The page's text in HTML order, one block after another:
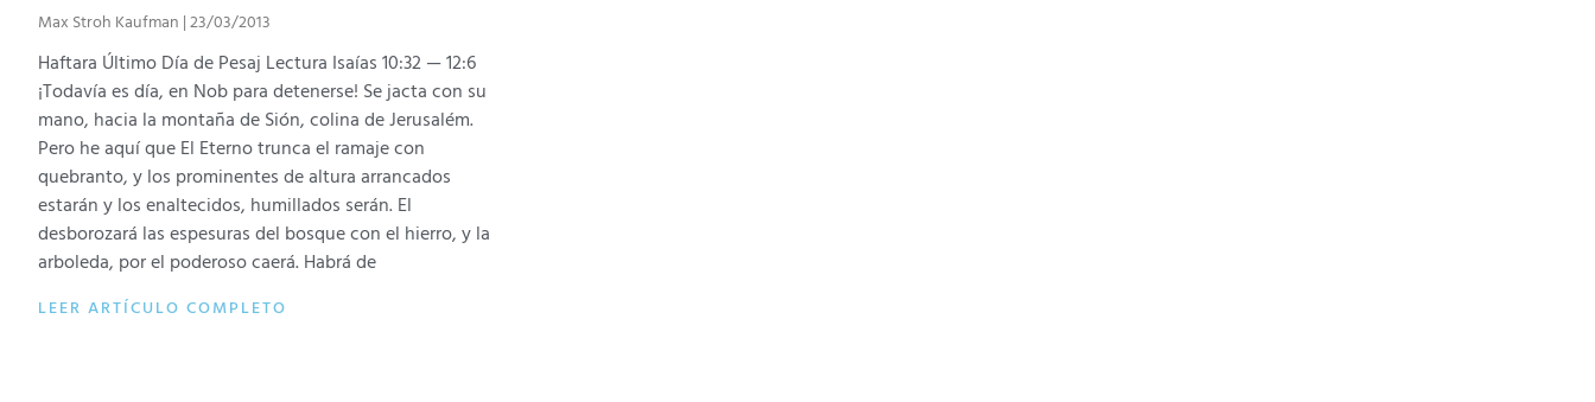
Max Stroh Kaufman 23/03/2013
Haftara Último Día de Pesaj Lectura Isaías 10:32 — 12:6
¡Todavía es día, en Nob para detenerse! Se jacta con su
mano, hacia la montaña de Sión, colina de Jerusalém.
Pero he aquí que El Eterno trunca el ramaje con
quebranto, y los prominentes de altura arrancados
estarán y los enaltecidos, humillados serán. El
desborozará las espesuras del bosque con el hierro, y la
arboleda, por el poderoso caerá. Habrá de
LEER ARTÍCULO COMPLETO